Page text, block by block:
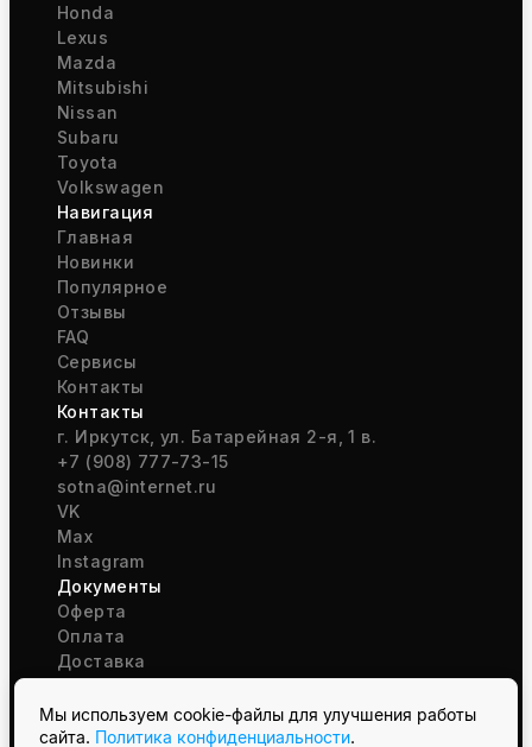
Honda
Lexus
Mazda
Mitsubishi
Nissan
Subaru
Toyota
Volkswagen
Навигация
Главная
Новинки
Популярное
Отзывы
FAQ
Сервисы
Контакты
Контакты
г. Иркутск, ул. Батарейная 2-я, 1 в.
+7 (908) 777-73-15
sotna@internet.ru
VK
Max
Instagram
Документы
Оферта
Оплата
Доставка
Политика обработки ПД
Согласие на обработку ПД
Мы используем cookie-файлы для улучшения работы
сайта. Политика конфиденциальности.